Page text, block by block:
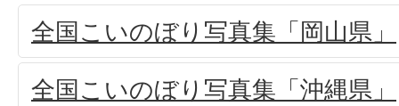
全国こいのぼり写真集「岡山県」
全国こいのぼり写真集「沖縄県」